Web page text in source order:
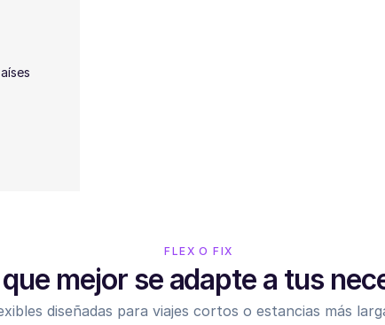
FLEX O FIX
mejor se adapte a tus
diseñadas para viajes cortos o estancias más